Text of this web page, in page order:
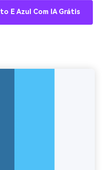
E Azul Com IA Grátis